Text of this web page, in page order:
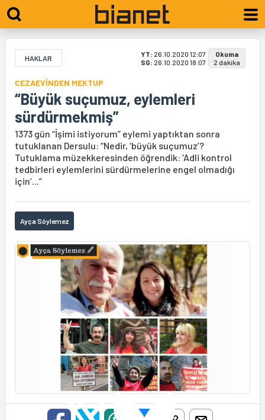
HAKLAR YT: 26.10.2020 12:07
SG: 26.10.2020 18:07
Okuma
2 dakika
CEZAEVİNDEN MEKTUP
“Büyük suçumuz, eylemleri
sürdürmekmiş”
1373 gün “İşimi istiyorum” eylemi yaptıktan sonra
tutuklanan Dersulu: “Nedir, ‘büyük suçumuz’?
Tutuklama müzekkeresinden öğrendik: ‘Adli kontrol
tedbirleri eylemlerini sürdürmelerine engel olmadığı
için’...”
Ayça Söylemez